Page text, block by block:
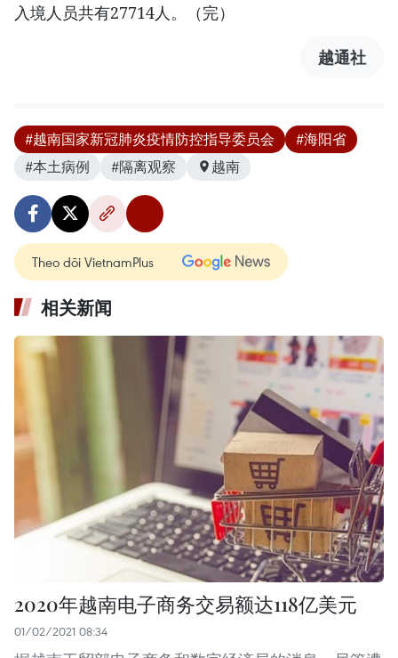
入境人员共有27714人。（完）
越通社
#越南国家新冠肺炎疫情防控指导委员会
#海阳省
#本土病例
#隔离观察 越南
Theo dõi VietnamPlus
相关新闻
2020年越南电子商务交易额达118亿美元
01/02/2021 08:34